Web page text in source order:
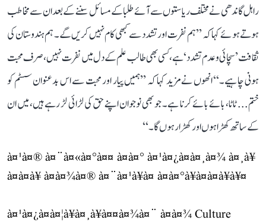
راہل گاندھی نے مختلف ریاستوں سے آئے طلبا کے مسائل سننے کے بعد ان سے مخاطب
ہوتے ہوئے کہا کہ ’’ہم نفرت اور تشدد سے کبھی کام نہیں کریں گے۔ ہم ہندوستان کی
ثقافت ’سچائی و عدم تشدد‘ ہے، کسی بھی طالب علم کے دل میں نفرت نہیں، صرف محبت
ہونی چاہیے۔‘‘ انھوں نے مزید کہا کہ ’’ہمیں پیار اور محبت سے اس بدعنوان سسٹم کو
ختم... ٹاٹا، بائے بائے کرنا ہے۔ جو بھی نوجوان اپنے حق کی لڑائی لڑ رہے ہیں، میں ان
کے ساتھ کھڑا ہوں اور کھڑا رہوں گا۔‘‘
à¤¹à¤® à¤¨à¤«à¤°à¤¤ à¤à¤° à¤¹à¤¿à¤à¤¸à¤¾ à¤¸à¥
à¤à¤­à¥ à¤à¤¾à¤® à¤¨à¤¹à¥à¤ à¤à¤°à¥à¤à¤à¥à¥¤
à¤¹à¤¿à¤à¤¦à¥à¤¸à¥à¤¤à¤¾à¤¨ à¤à¤¾ Culture